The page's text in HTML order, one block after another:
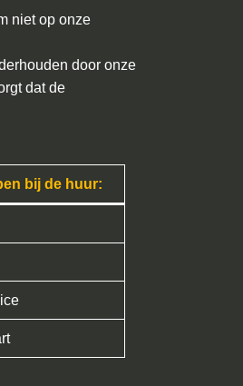
niet op onze
door onze
dat de
bij de huur: